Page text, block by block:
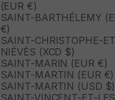
(EUR €)
SAINT-BARTHÉLEMY
€)
SAINT-CHRISTOPHE-
NIÉVÈS (XCD $)
SAINT-MARIN (EUR €)
SAINT-MARTIN (EUR €)
SAINT-MARTIN (USD $)